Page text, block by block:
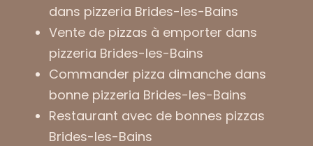
dans pizzeria Brides-les-Bains
Vente de pizzas à emporter dans
pizzeria Brides-les-Bains
Commander pizza dimanche dans
bonne pizzeria Brides-les-Bains
Restaurant avec de bonnes pizzas
Brides-les-Bains